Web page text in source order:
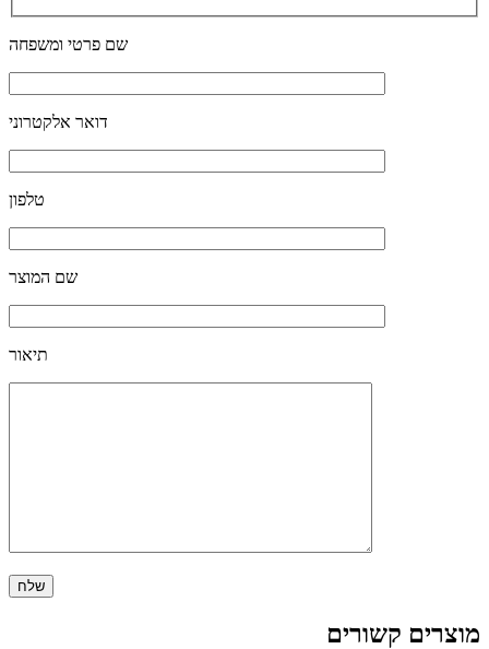
שם פרטי ומשפחה
דואר אלקטרוני
טלפון
שם המוצר
תיאור
מוצרים קשורים